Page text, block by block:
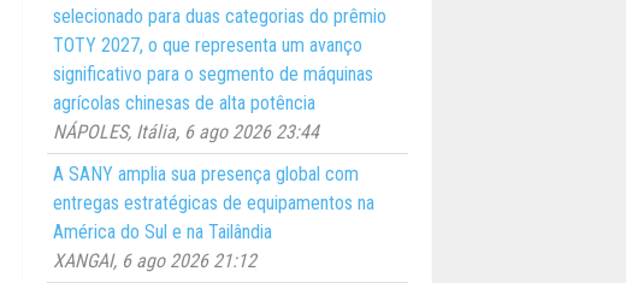
selecionado para duas categorias do prêmio
TOTY 2027, o que representa um avanço
significativo para o segmento de máquinas
agrícolas chinesas de alta potência
NÁPOLES, Itália, 6 ago 2026 23:44
A SANY amplia sua presença global com
entregas estratégicas de equipamentos na
América do Sul e na Tailândia
XANGAI, 6 ago 2026 21:12